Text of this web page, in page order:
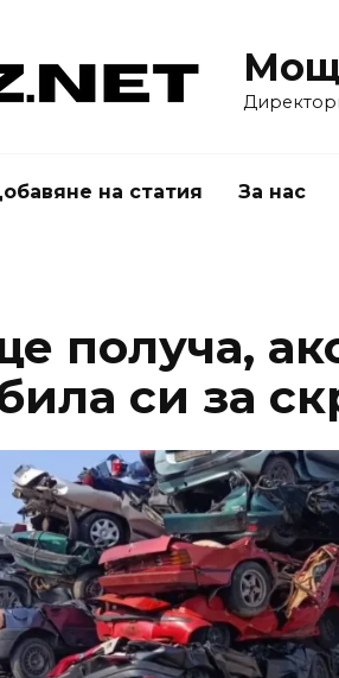
на статия За нас
получа,
си за